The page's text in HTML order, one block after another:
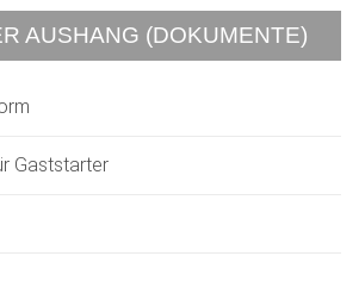
AUSHANG (DOKUMENTE)
Gaststarter